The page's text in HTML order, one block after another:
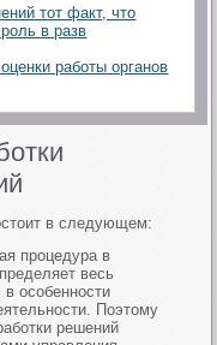
тот факт, что
в разв
работы органов
в следующем:
процедура в
весь
особенности
Поэтому
решений